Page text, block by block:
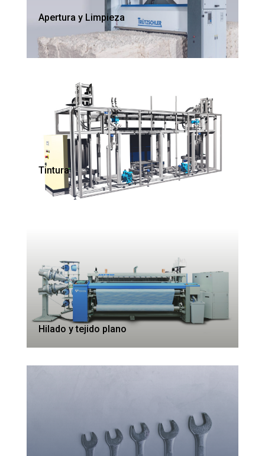
Apertura y Limpieza
Tintura
Hilado y tejido plano